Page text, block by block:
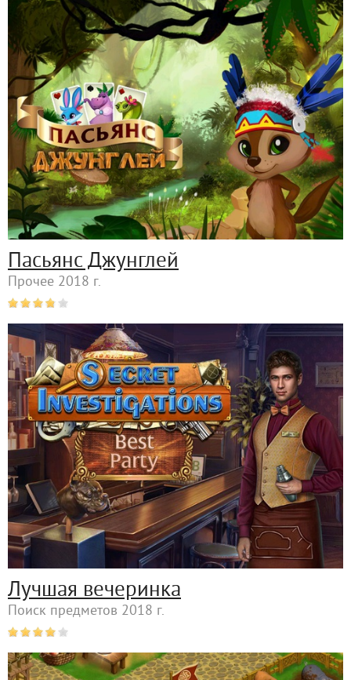
Пасьянс Джунглей
Прочее 2018 г.
Лучшая вечеринка
Поиск предметов 2018 г.